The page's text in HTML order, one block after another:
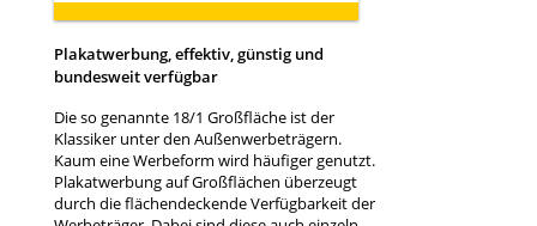
Plakatwerbung, effektiv, günstig und
bundesweit verfügbar
Die so genannte 18/1 Großfläche ist der
Klassiker unter den Außenwerbeträgern.
Kaum eine Werbeform wird häufiger genutzt.
Plakatwerbung auf Großflächen überzeugt
durch die flächendeckende Verfügbarkeit der